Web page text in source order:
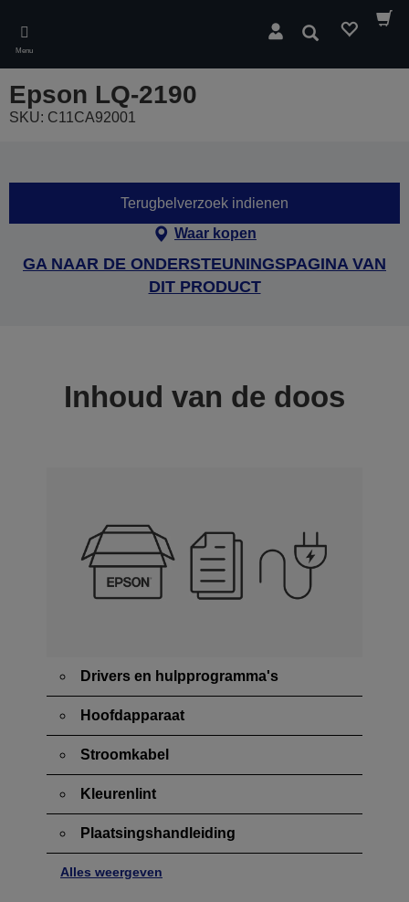
main
content
Menu
Zoeken
Epson LQ-2190
SKU: C11CA92001
Terugbelverzoek indienen
Waar kopen
GA NAAR DE ONDERSTEUNINGSPAGINA VAN
DIT PRODUCT
Inhoud van de doos
Drivers en hulpprogramma's
Hoofdapparaat
Stroomkabel
Kleurenlint
Plaatsingshandleiding
Alles weergeven